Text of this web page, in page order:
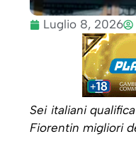
Luglio 8, 2026
Sei italiani
Fiorentin migliori